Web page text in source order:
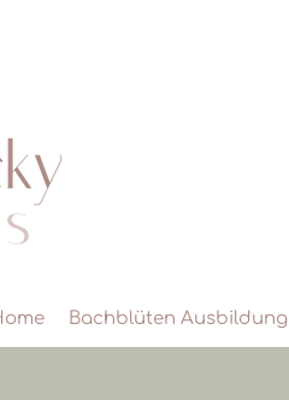
Bachblüten Ausbildung